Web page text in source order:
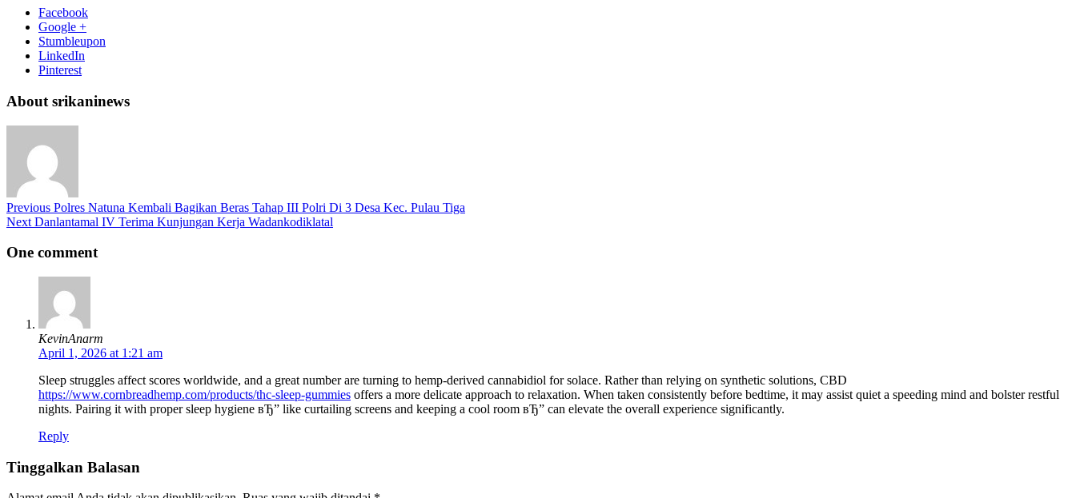
Facebook
Google +
Stumbleupon
LinkedIn
Pinterest
About srikaninews
Previous Polres Natuna Kembali Bagikan Beras Tahap III Polri Di 3 Desa Kec. Pulau Tiga
Next Danlantamal IV Terima Kunjungan Kerja Wadankodiklatal
One comment
KevinAnarm
April 1, 2026 at 1:21 am
Sleep struggles affect scores worldwide, and a great number are turning to hemp-derived cannabidiol for solace. Rather than relying on synthetic solutions, CBD
https://www.cornbreadhemp.com/products/thc-sleep-gummies offers a more delicate approach to relaxation. When taken consistently before bedtime, it may assist quiet a speeding mind and bolster restful
nights. Pairing it with proper sleep hygiene вЂ” like curtailing screens and keeping a cool room вЂ” can elevate the overall experience significantly.
Reply
Tinggalkan Balasan